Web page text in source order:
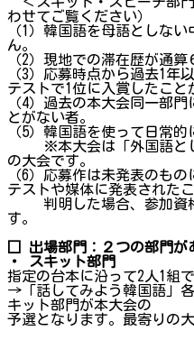
わせてご覧ください）
（1）韓国語を母語としな
ん。
（2）現地での滞在歴が通算
（3）応募時点から過去1年
テストで1位に入賞したこと
（4）過去の本大会同一部
とがない者。
（5）韓国語を使って日常
※本大会は「外国語とし
の大会です。
（6）応募作は未発表のも
テストや媒体に発表された
判明した場合、参加資格
す。
□ 出場部門：２つの部門が
・ スキット部門
指定の台本に沿って2人1組で
→「話してみよう韓国語」
キット部門が本大会の
予選となります。最寄りの